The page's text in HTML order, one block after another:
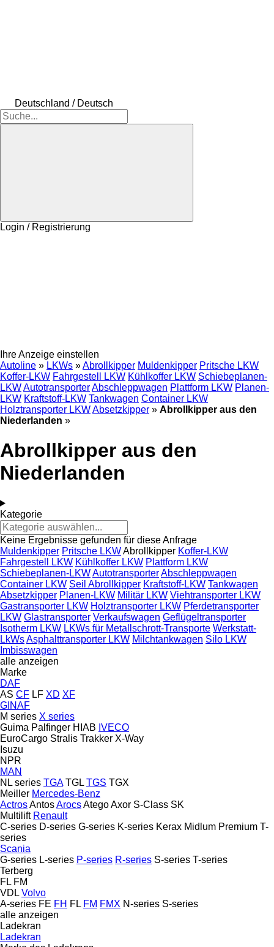
Deutschland / Deutsch
Login / Registrierung
Ihre Anzeige einstellen
Autoline » LKWs »Abrollkipper Muldenkipper Pritsche LKW
Koffer-LKW Fahrgestell LKW Kühlkoffer LKW Schiebeplanen-
LKWAutotransporterAbschleppwagen Plattform LKW Planen-
LKW Kraftstoff-LKW Tankwagen Container LKW
Holztransporter LKWAbsetzkipper » Abrollkipper aus den
Niederlanden »
Abrollkipper aus den
Niederlanden
Kategorie
Keine Ergebnisse gefunden für diese Anfrage
Muldenkipper Pritsche LKWAbrollkipper Koffer-LKW
Fahrgestell LKW Kühlkoffer LKW Plattform LKW
Schiebeplanen-LKWAutotransporterAbschleppwagen
Container LKW Seil Abrollkipper Kraftstoff-LKW Tankwagen
Absetzkipper Planen-LKW Militär LKW Viehtransporter LKW
Gastransporter LKW Holztransporter LKW Pferdetransporter
LKW Glastransporter Verkaufswagen Geflügeltransporter
Isotherm LKW LKWs für Metallschrott-Transporte Werkstatt-
LkWsAsphalttransporter LKW Milchtankwagen Silo LKW
Imbisswagen
alle anzeigen
Marke
DAF
AS CF LF XD XF
GINAF
M series X series
Guima Palfinger HIAB IVECO
EuroCargo Stralis Trakker X-Way
Isuzu
NPR
MAN
NL series TGA TGL TGS TGX
Meiller Mercedes-Benz
ActrosAntosArocsAtegoAxor S-Class SK
Multilift Renault
C-series D-series G-series K-series Kerax Midlum Premium T-
series
Scania
G-series L-series P-series R-series S-series T-series
Terberg
FL FM
VDL Volvo
A-series FE FH FL FM FMX N-series S-series
alle anzeigen
Ladekran
Ladekran